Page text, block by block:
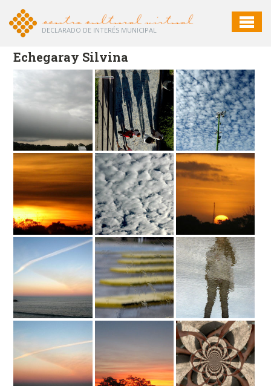
DECLARADO DE INTERÉS MUNICIPAL
Echegaray Silvina